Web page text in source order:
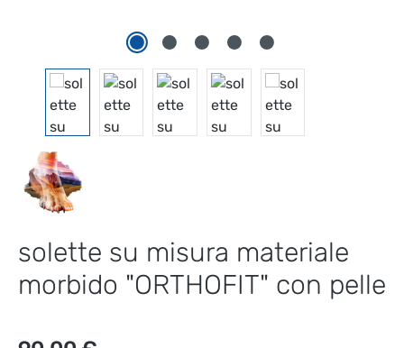
solette su misura materiale
morbido "ORTHOFIT" con pelle
Prezzo normale: